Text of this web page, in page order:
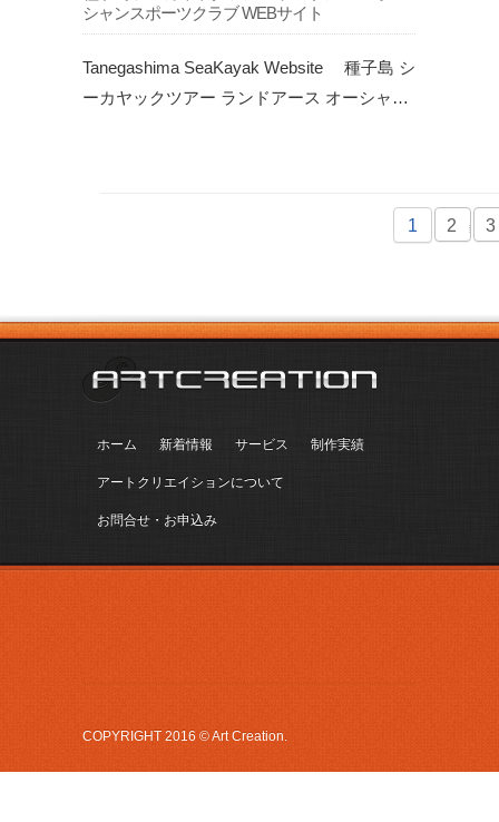
シャンスポーツクラブ WEBサイト
Tanegashima SeaKayak Website 種子島 シ
ーカヤックツアー ランドアース オーシャ…
1 2 3
ホーム 新着情報 サービス 制作実績
アートクリエイションについて
お問合せ・お申込み
COPYRIGHT 2016 © Art Creation.